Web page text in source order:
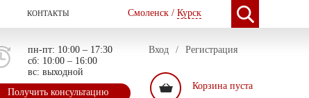
Получить консультацию
пн-пт: 10:00 – 17:30
сб: 10:00 – 16:00
вс: выходной
Смоленск / Курск
КОНТАКТЫ
Вход / Регистрация
Корзина пуста